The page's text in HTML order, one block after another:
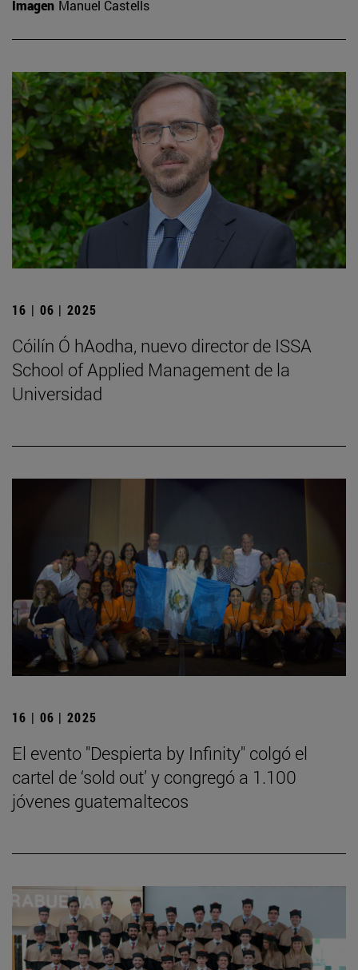
Imagen Manuel Castells
16 | 06 | 2025
Cóilín Ó hAodha, nuevo director de ISSA
School of Applied Management de la
Universidad
16 | 06 | 2025
El evento "Despierta by Infinity" colgó el
cartel de ‘sold out’ y congregó a 1.100
jóvenes guatemaltecos